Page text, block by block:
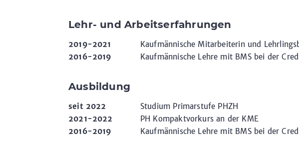
Lehr- und Arbeitserfahrungen
2019-2021
Kaufmännische Mitarbeiterin und
2016-2019
Kaufmännische Lehre mit BMS bei der
Ausbildung
seit 2022
Studium Primarstufe PHZH
2021-2022
PH Kompaktvorkurs an der KME
2016-2019
Kaufmännische Lehre mit BMS bei der